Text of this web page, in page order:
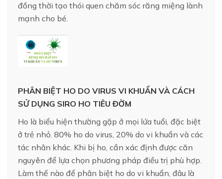
đồng thời tạo thói quen chăm sóc răng miệng lành
mạnh cho bé.
PHÂN BIỆT HO DO VIRUS VI KHUẨN VÀ CÁCH
SỬ DỤNG SIRO HO TIÊU ĐỜM
Ho là biểu hiện thường gặp ở mọi lứa tuổi, đặc biệt
ở trẻ nhỏ. 80% ho do virus, 20% do vi khuẩn và các
tác nhân khác. Khi bị ho, cần xác định được căn
nguyên để lựa chọn phương pháp điều trị phù hợp.
Làm thế nào để phân biệt ho do vi khuẩn, đâu là